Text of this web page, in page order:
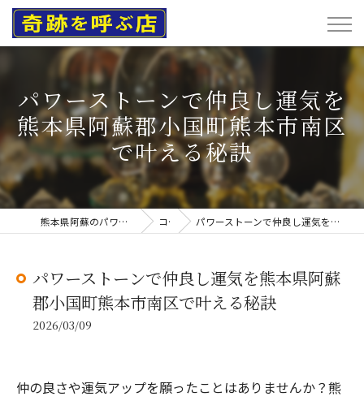
パワーストーンで仲良し運気を
熊本県阿蘇郡小国町熊本市南区
で叶える秘訣
熊本県阿蘇のパワーストーンなら奇跡を呼ぶ店 コラム パワーストーンで仲良し運気を熊本県阿蘇郡小国町熊本市南区で叶える秘訣
パワーストーンで仲良し運気を熊本県阿蘇
郡小国町熊本市南区で叶える秘訣
2026/03/09
仲の良さや運気アップを願ったことはありませんか？熊